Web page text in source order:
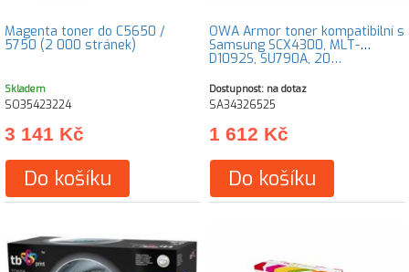
Magenta toner do C5650 /
5750 (2 000 stránek)
Skladem
SO35423224
3 141 Kč
Do košíku
OWA Armor toner kompatibilní s
Samsung SCX4300, MLT-
D1092S, SU790A, 20…
Dostupnost: na dotaz
SA34326525
1 612 Kč
Do košíku